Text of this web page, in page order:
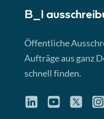
►
B_I
Öffentliche
Aufträge aus ganz
schnell finden.